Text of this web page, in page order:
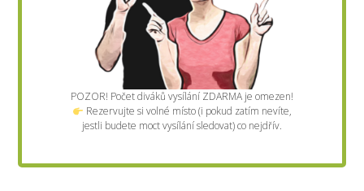
POZOR! Počet diváků vysílání ZDARMA je omezen!
Rezervujte si volné místo (i pokud zatím nevíte,
jestli budete moct vysílání sledovat) co nejdřív.